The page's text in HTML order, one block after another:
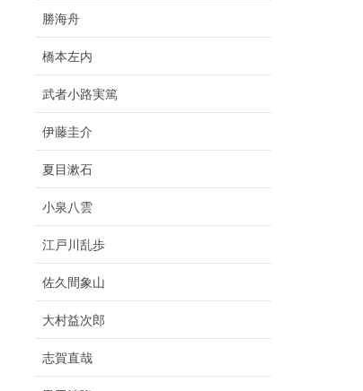
勝海舟
橋本左内
武者小路実篤
伊藤圭介
夏目漱石
小泉八雲
江戸川乱歩
佐久間象山
大村益次郎
志賀直哉